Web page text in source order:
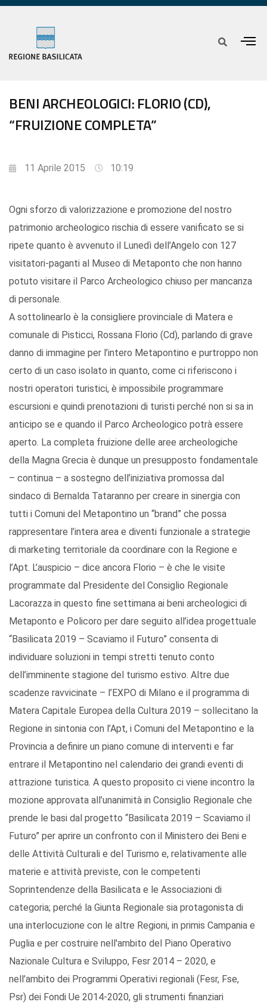
BENI ARCHEOLOGICI: FLORIO (CD),
“FRUIZIONE COMPLETA”
11 Aprile 2015 10:19
Ogni sforzo di valorizzazione e promozione del nostro
patrimonio archeologico rischia di essere vanificato se si
ripete quanto è avvenuto il Lunedì dell’Angelo con 127
visitatori-paganti al Museo di Metaponto che non hanno
potuto visitare il Parco Archeologico chiuso per mancanza
di personale.
A sottolinearlo è la consigliere provinciale di Matera e
comunale di Pisticci, Rossana Florio (Cd), parlando di grave
danno di immagine per l’intero Metapontino e purtroppo non
certo di un caso isolato in quanto, come ci riferiscono i
nostri operatori turistici, è impossibile programmare
escursioni e quindi prenotazioni di turisti perché non si sa in
anticipo se e quando il Parco Archeologico potrà essere
aperto. La completa fruizione delle aree archeologiche
della Magna Grecia è dunque un presupposto fondamentale
– continua – a sostegno dell’iniziativa promossa dal
sindaco di Bernalda Tataranno per creare in sinergia con
tutti i Comuni del Metapontino un “brand” che possa
rappresentare l’intera area e diventi funzionale a strategie
di marketing territoriale da coordinare con la Regione e
l’Apt. L’auspicio – dice ancora Florio – è che le visite
programmate dal Presidente del Consiglio Regionale
Lacorazza in questo fine settimana ai beni archeologici di
Metaponto e Policoro per dare seguito all’idea progettuale
“Basilicata 2019 – Scaviamo il Futuro” consenta di
individuare soluzioni in tempi stretti tenuto conto
dell’imminente stagione del turismo estivo. Altre due
scadenze ravvicinate – l’EXPO di Milano e il programma di
Matera Capitale Europea della Cultura 2019 – sollecitano la
Regione in sintonia con l’Apt, i Comuni del Metapontino e la
Provincia a definire un piano comune di interventi e far
entrare il Metapontino nel calendario dei grandi eventi di
attrazione turistica. A questo proposito ci viene incontro la
mozione approvata all’unanimità in Consiglio Regionale che
prende le basi dal progetto “Basilicata 2019 – Scaviamo il
Futuro” per aprire un confronto con il Ministero dei Beni e
delle Attività Culturali e del Turismo e, relativamente alle
materie e attività previste, con le competenti
Soprintendenze della Basilicata e le Associazioni di
categoria; perché la Giunta Regionale sia protagonista di
una interlocuzione con le altre Regioni, in primis Campania e
Puglia e per costruire nell'ambito del Piano Operativo
Nazionale Cultura e Sviluppo, Fesr 2014 – 2020, e
nell’ambito dei Programmi Operativi regionali (Fesr, Fse,
Psr) dei Fondi Ue 2014-2020, gli strumenti finanziari